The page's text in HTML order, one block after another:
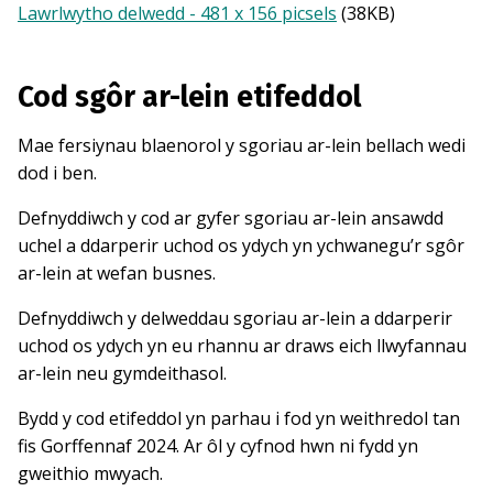
Lawrlwytho delwedd - 481 x 156 picsels (38KB)
Cod sgôr ar-lein etifeddol
Mae fersiynau blaenorol y sgoriau ar-lein bellach wedi
dod i ben.
Defnyddiwch y cod ar gyfer sgoriau ar-lein ansawdd
uchel a ddarperir uchod os ydych yn ychwanegu’r sgôr
ar-lein at wefan busnes.
Defnyddiwch y delweddau sgoriau ar-lein a ddarperir
uchod os ydych yn eu rhannu ar draws eich llwyfannau
ar-lein neu gymdeithasol.
Bydd y cod etifeddol yn parhau i fod yn weithredol tan
fis Gorffennaf 2024. Ar ôl y cyfnod hwn ni fydd yn
gweithio mwyach.